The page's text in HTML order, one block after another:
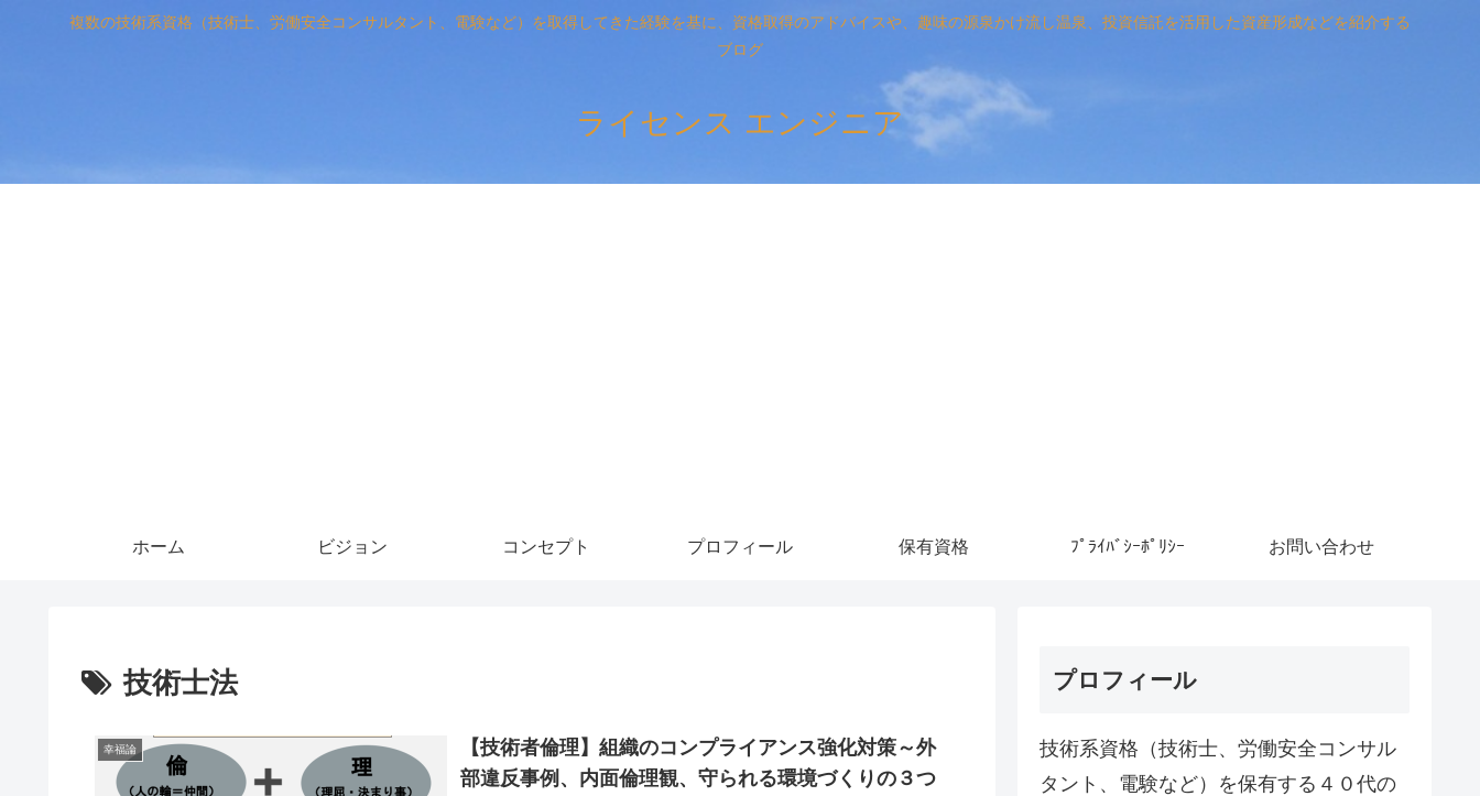
複数の技術系資格（技術士、労働安全コンサルタント、電験など）を取得してきた経験を基に、資格取得のアドバイスや、趣味の源泉かけ流し温泉、投資信託を活用した資産形成などを紹介する
ブログ
ライセンス エンジニア
ホーム ビジョン コンセプト プロフィール 保有資格 ﾌﾟﾗｲﾊﾞｼｰﾎﾟﾘｼｰ お問い合わせ
技術士法
幸福論
【技術者倫理】組織のコンプライアンス強化対策～外
部違反事例、内面倫理観、守られる環境づくりの３つ
プロフィール
技術系資格（技術士、労働安全コンサル
タント、電験など）を保有する４０代の